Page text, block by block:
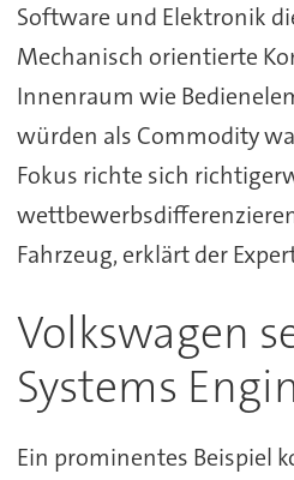
Software und Elektronik
Mechanisch orientierte
Innenraum wie
würden als Commodity
Fokus richte sich
Fahrzeug, erklärt der
Volkswagen
Systems
Ein prominentes Beispiel